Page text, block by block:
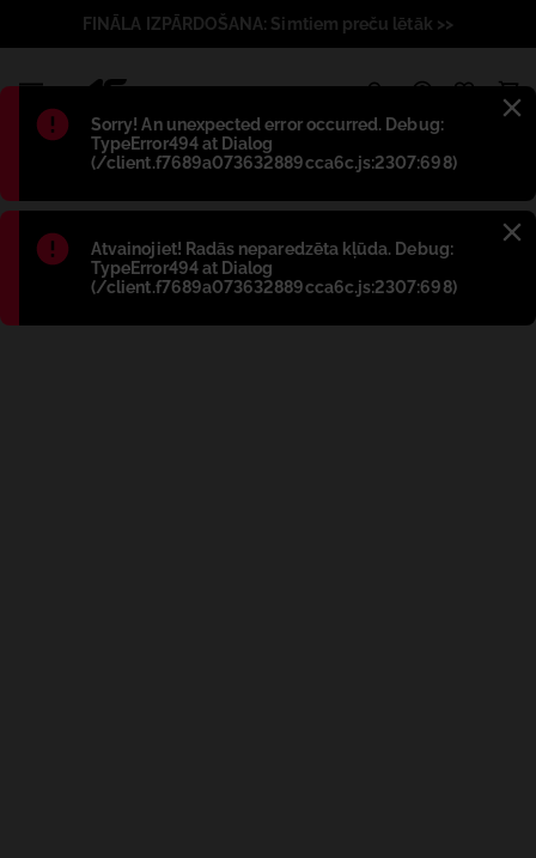
Błąd:
Sorry! An unexpected error occurred. Debug:
TypeError494 at Dialog
(/client.f7689a073632889cca6c.js:2307:698)
Błąd:
Atvainojiet! Radās neparedzēta kļūda. Debug:
TypeError494 at Dialog
(/client.f7689a073632889cca6c.js:2307:698)
FINĀLA IZPĀRDOŠANA: Simtiem preču lētāk >>